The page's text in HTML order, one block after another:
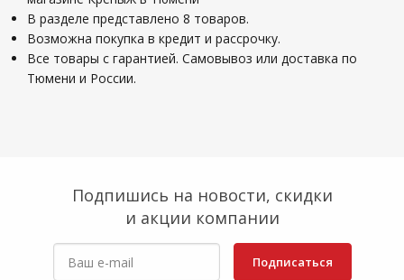
В разделе представлено 8 товаров.
Возможна покупка в кредит и рассрочку.
Все товары с гарантией. Самовывоз или доставка по
Тюмени и России.
Подпишись на новости, скидки
и акции компании
Подписаться